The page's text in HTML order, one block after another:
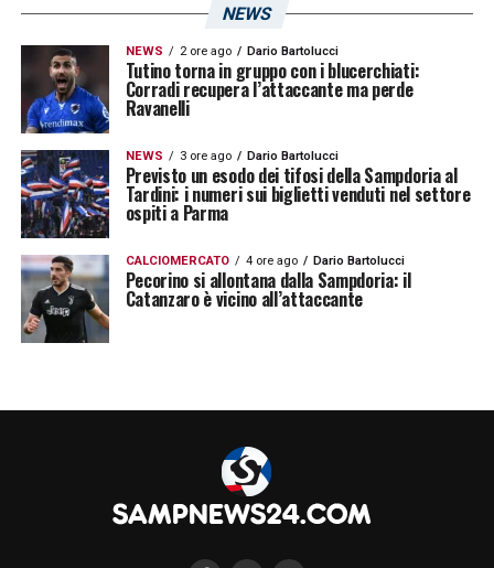
respinge la difesa ospite e blocca Cerofolini.
33′ Doppia occasione per il Frosinone–
Distefano calcia da posizione favorevole,
respinge Cragno, sulla ribattuta tiro di Kone,
blocca ancora il portiere blucerchiato.
35′ Rigore Sampdoria
Cerofolini per l’arbitro è rigore.
38′ Rigore parato
41′ Giallo Sampdoria– Ammonito Oudin.
44′ Occasione Sampdoria
di Coda, palla fuori.
NEWS
NEWS 2 ore ago Dario Bartolucci
Tutino torna in gruppo con i blucerchiati:
Corradi recupera l’attaccante ma perde
Ravanelli
NEWS 3 ore ago Dario Bartolucci
Previsto un esodo dei tifosi della Sampdoria al
Tardini: i numeri sui biglietti venduti nel settore
ospiti a Parma
CALCIOMERCATO 4 ore ago Dario Bartolucci
Pecorino si allontana dalla Sampdoria: il
Catanzaro è vicino all’attaccante